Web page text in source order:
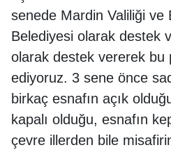
senede Mardin Valiliği ve
Belediyesi olarak destek
olarak destek vererek bu
ediyoruz. 3 sene önce
birkaç esnafın açık
kapalı olduğu, esnafın
çevre illerden bile